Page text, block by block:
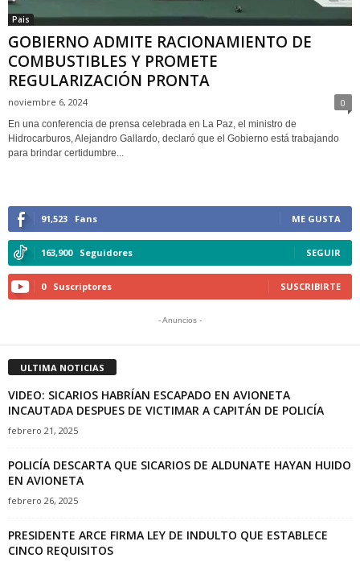
Pais
GOBIERNO ADMITE RACIONAMIENTO DE
COMBUSTIBLES Y PROMETE
REGULARIZACIÓN PRONTA
noviembre 6, 2024 0
En una conferencia de prensa celebrada en La Paz, el ministro de
Hidrocarburos, Alejandro Gallardo, declaró que el Gobierno está trabajando
para brindar certidumbre...
91,523 Fans ME GUSTA
163,900 Seguidores SEGUIR
0 Suscriptores SUSCRIBIRTE
- Anuncios -
ULTIMA NOTICIAS
VIDEO: SICARIOS HABRÍAN ESCAPADO EN AVIONETA
INCAUTADA DESPUES DE VICTIMAR A CAPITÁN DE POLICÍA
febrero 21, 2025
POLICÍA DESCARTA QUE SICARIOS DE ALDUNATE HAYAN HUIDO
EN AVIONETA
febrero 26, 2025
PRESIDENTE ARCE FIRMA LEY DE INDULTO QUE ESTABLECE
CINCO REQUISITOS